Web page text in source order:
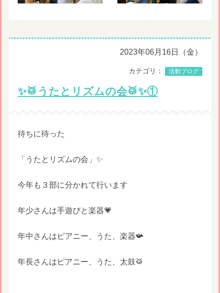
2023年06月16日（金）
カテゴリ： 活動ブログ
✨🥁うたとリズムの会🥁✨①
待ちに待った
「うたとリズムの会」✨
今年も３部に分かれて行います
年少さんは手遊びと楽器💗
年中さんはピアニー、うた、楽器📯
年長さんはピアニー、うた、太鼓🥁